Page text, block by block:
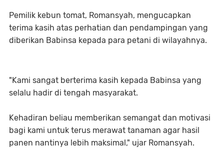
Pemilik kebun tomat, Romansyah, mengucapkan
terima kasih atas perhatian dan pendampingan yang
diberikan Babinsa kepada para petani di wilayahnya.
"Kami sangat berterima kasih kepada Babinsa yang
selalu hadir di tengah masyarakat.
Kehadiran beliau memberikan semangat dan motivasi
bagi kami untuk terus merawat tanaman agar hasil
panen nantinya lebih maksimal," ujar Romansyah.